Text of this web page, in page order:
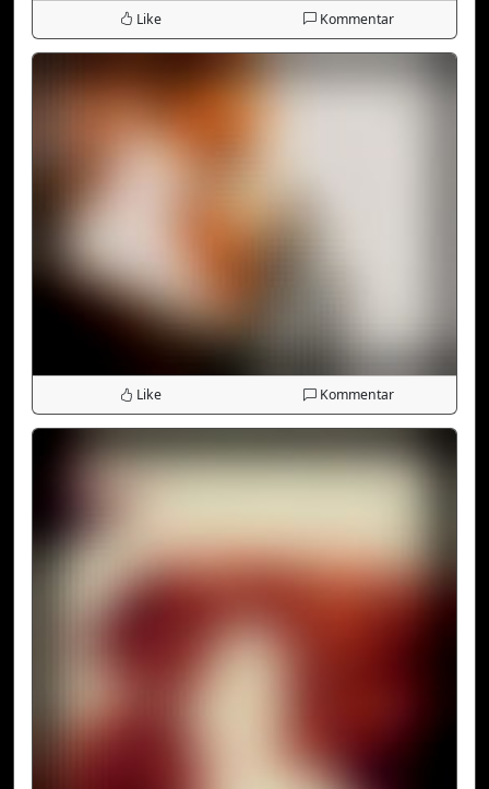
Like Kommentar
Like Kommentar